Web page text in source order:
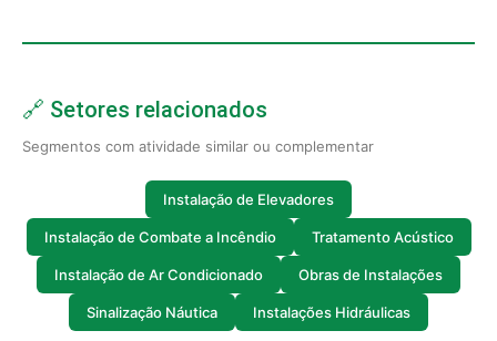
🔗 Setores relacionados
Segmentos com atividade similar ou complementar
Instalação de Elevadores
Instalação de Combate a Incêndio Tratamento Acústico
Instalação de Ar Condicionado Obras de Instalações
Sinalização Náutica Instalações Hidráulicas